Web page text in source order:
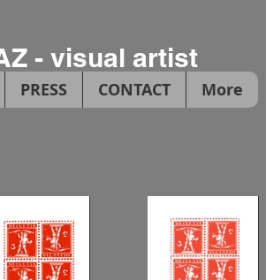
- visual artist
PRESS CONTACT More